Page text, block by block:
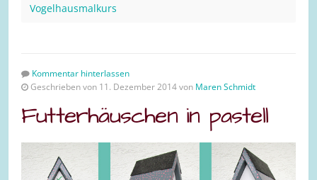
Vogelhausmalkurs
Kommentar hinterlassen
Geschrieben von 11. Dezember 2014 von Maren Schmidt
Futterhäuschen in pastell